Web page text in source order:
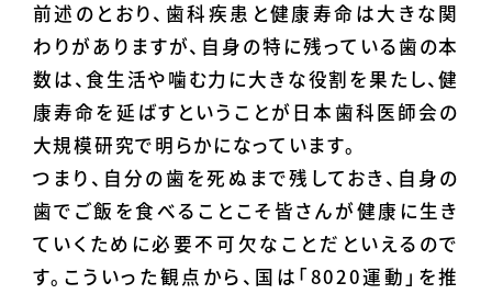
前述のとおり、歯科疾患と健康寿命は大きな関
わりがありますが、自身の特に残っている歯の本
数は、食生活や噛む力に大きな役割を果たし、健
康寿命を延ばすということが日本歯科医師会の
大規模研究で明らかになっています。
つまり、自分の歯を死ぬまで残しておき、自身の
歯でご飯を食べることこそ皆さんが健康に生き
ていくために必要不可欠なことだといえるので
す。こういった観点から、国は「8020運動」を推